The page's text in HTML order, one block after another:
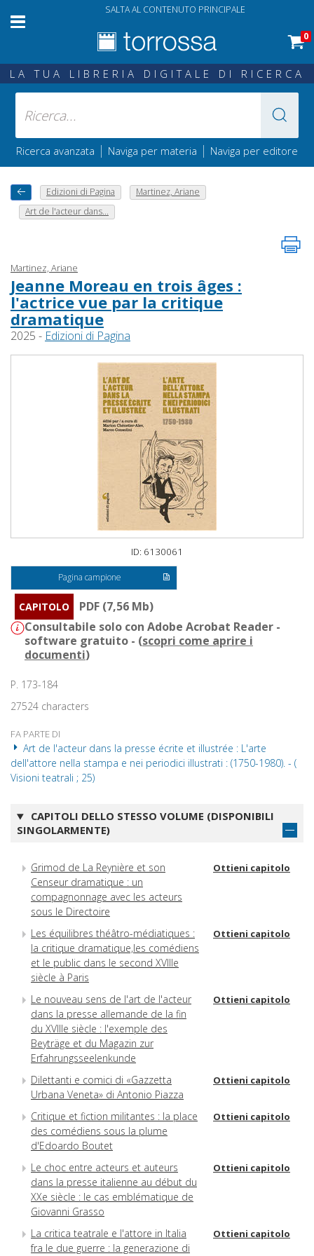
SALTA AL CONTENUTO PRINCIPALE
0
LA TUA LIBRERIA DIGITALE DI RICERCA
Ricerca avanzata | Naviga per materia | Naviga per editore
Edizioni di Pagina
Martinez, Ariane
Art de l'acteur dans...
Martinez, Ariane
Jeanne Moreau en trois âges :
l'actrice vue par la critique
dramatique
2025 - Edizioni di Pagina
ID: 6130061
Pagina campione
CAPITOLO
PDF (7,56 Mb)
Consultabile solo con Adobe Acrobat Reader -
software gratuito - (scopri come aprire i
documenti)
P. 173-184
27524 characters
FA PARTE DI
Art de l'acteur dans la presse écrite et illustrée : L'arte
dell'attore nella stampa e nei periodici illustrati : (1750-1980). - (
Visioni teatrali ; 25)
CAPITOLI DELLO STESSO VOLUME (DISPONIBILI
SINGOLARMENTE)
Grimod de La Reynière et son
Censeur dramatique : un
compagnonnage avec les acteurs
sous le Directoire
Ottieni capitolo
Les équilibres théâtro-médiatiques :
la critique dramatique,les comédiens
et le public dans le second XVIIIe
siècle à Paris
Ottieni capitolo
Le nouveau sens de l'art de l'acteur
dans la presse allemande de la fin
du XVIIIe siècle : l'exemple des
Beyträge et du Magazin zur
Erfahrungsseelenkunde
Ottieni capitolo
Dilettanti e comici di «Gazzetta
Urbana Veneta» di Antonio Piazza
Ottieni capitolo
Critique et fiction militantes : la place
des comédiens sous la plume
d'Edoardo Boutet
Ottieni capitolo
Le choc entre acteurs et auteurs
dans la presse italienne au début du
XXe siècle : le cas emblématique de
Giovanni Grasso
Ottieni capitolo
La critica teatrale e l'attore in Italia
fra le due guerre : la generazione di
Ottieni capitolo